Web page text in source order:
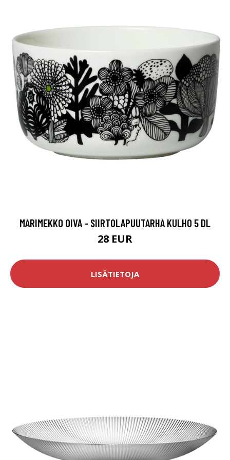
MARIMEKKO OIVA - SIIRTOLAPUUTARHA KULHO 5 DL
28 EUR
LISÄTIETOJA